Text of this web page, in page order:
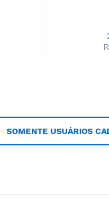
SOMENTE USUÁRIOS